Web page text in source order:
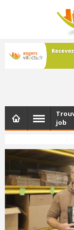
Les dernières
job